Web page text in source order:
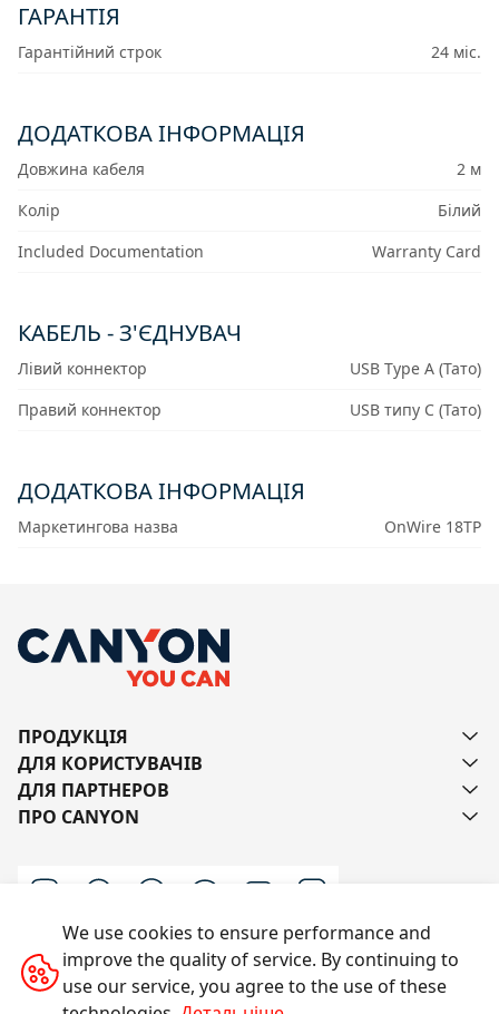
ГАРАНТІЯ
Гарантійний строк 24 міс.
ДОДАТКОВА ІНФОРМАЦІЯ
Довжина кабеля
2 м
Колір
Білий
Included Documentation
Warranty Card
КАБЕЛЬ - З'ЄДНУВАЧ
Лівий коннектор
USB Type A (Тато)
Правий коннектор
USB типу C (Тато)
ДОДАТКОВА ІНФОРМАЦІЯ
Маркетингова назва OnWire 18TP
ПРОДУКЦІЯ
ДЛЯ КОРИСТУВАЧІВ
ДЛЯ ПАРТНЕРОВ
ПРО CANYON
Напишіть нам
We use cookies to ensure performance and
improve the quality of service. By continuing to
use our service, you agree to the use of these